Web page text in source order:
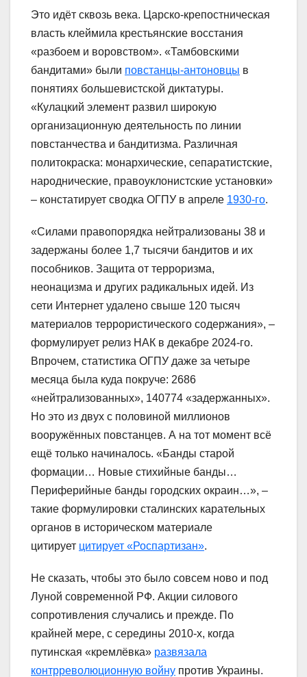
Это идёт сквозь века. Царско-крепостническая
власть клеймила крестьянские восстания
«разбоем и воровством». «Тамбовскими
бандитами» были повстанцы-антоновцы в
понятиях большевистской диктатуры.
«Кулацкий элемент развил широкую
организационную деятельность по линии
повстанчества и бандитизма. Различная
политокраска: монархические, сепаратистские,
народнические, правоуклонистские установки»
– констатирует сводка ОГПУ в апреле 1930-го.
«Силами правопорядка нейтрализованы 38 и
задержаны более 1,7 тысячи бандитов и их
пособников. Защита от терроризма,
неонацизма и других радикальных идей. Из
сети Интернет удалено свыше 120 тысяч
материалов террористического содержания», –
формулирует релиз НАК в декабре 2024-го.
Впрочем, статистика ОГПУ даже за четыре
месяца была куда покруче: 2686
«нейтрализованных», 140774 «задержанных».
Но это из двух с половиной миллионов
вооружённых повстанцев. А на тот момент всё
ещё только начиналось. «Банды старой
формации… Новые стихийные банды…
Периферийные банды городских окраин…», –
такие формулировки сталинских карательных
органов в историческом материале
цитирует цитирует «Роспартизан».
Не сказать, чтобы это было совсем ново и под
Луной современной РФ. Акции силового
сопротивления случались и прежде. По
крайней мере, с середины 2010-х, когда
путинская «кремлёвка» развязала
контрреволюционную войну против Украины.